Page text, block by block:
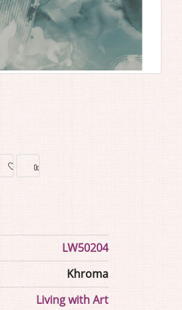
LW50204
Khroma
Living with Art